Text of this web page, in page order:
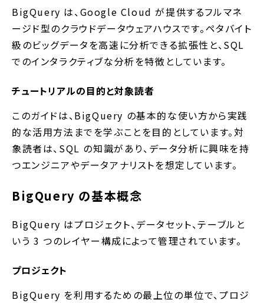
BigQuery は、Google Cloud が提供するフルマネ
ージド型のクラウドデータウェアハウスです。ペタバイト
級のビッグデータを高速に分析できる拡張性と、SQL
でのインタラクティブな分析を特徴としています。
チュートリアルの目的と対象読者
このガイドは、BigQuery の基本的な使い方から実践
的な活用方法までを学ぶことを目的としています。対
象読者は、SQL の知識があり、データ分析に興味を持
つエンジニアやデータアナリストを想定しています。
BigQuery の基本概念
BigQuery はプロジェクト、データセット、テーブルと
いう 3 つのレイヤー構成によって管理されています。
プロジェクト
BigQuery を利用するための最上位の単位で、プロジ